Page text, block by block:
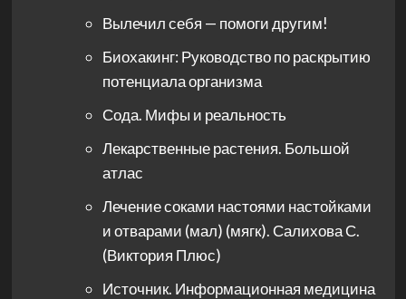
Вылечил себя — помоги другим!
Биохакинг: Руководство по раскрытию
потенциала организма
Сода. Мифы и реальность
Лекарственные растения. Большой
атлас
Лечение соками настоями настойками
и отварами (мал) (мягк). Салихова С.
(Виктория Плюс)
Источник. Информационная медицина